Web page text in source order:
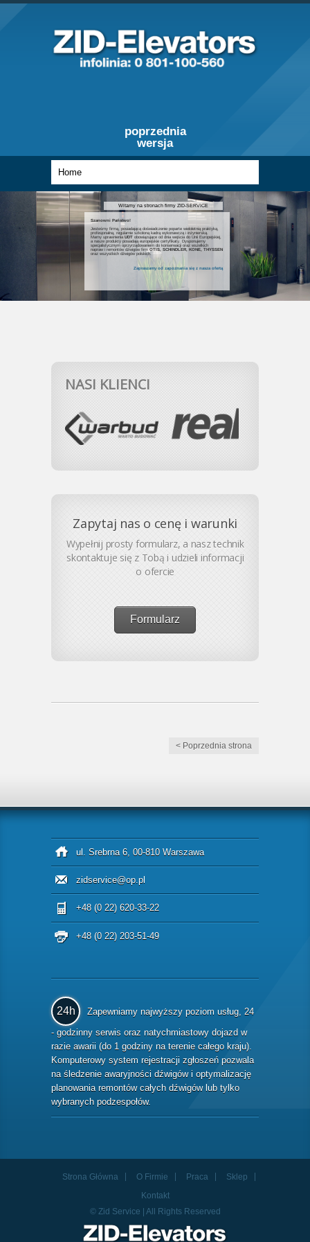
poprzednia
wersja
Witamy na stronach firmy ZID-SERVICE
Szanowni Państwo!
Jesteśmy firmą, posiadającą doświadczenie poparte wieloletnią praktyką,
profesjonalną, regularnie szkoloną kadrą wykonawczą i inżynierską.
Mamy uprawnieniaUDT obowiązujące od dnia wejścia do Unii Europejskiej,
a nasze produkty posiadają europejskie certyfikaty. Dysponujemy
specjalistycznym oprzyrządowaniem do konserwacji oraz wszelkich
napraw i remontów dźwigów firmOTIS, SCHINDLER, KONE, THYSSEN
oraz wszystkich dźwigów polskich.
Zapraszamy od zapoznania się z nasza ofertą
NASI KLIENCI
Zapytaj nas o cenę i warunki
Wypełnij prosty formularz, a nasz technik
skontaktuje się z Tobą i udzieli informacji
o ofercie
Formularz
< Poprzednia strona
ul. Srebrna 6, 00-810 Warszawa
zidservice@op.pl
+48 (0 22) 620-33-22
+48 (0 22) 203-51-49
24h
Zapewniamy najwyższy poziom usług, 24
- godzinny serwis oraz natychmiastowy dojazd w
razie awarii (do 1 godziny na terenie całego kraju).
Komputerowy system rejestracji zgłoszeń pozwala
na śledzenie awaryjności dźwigów i optymalizację
planowania remontów całych dźwigów lub tylko
wybranych podzespołów.
Strona Główna O Firmie Praca
Sklep
Kontakt
© Zid Service | All Rights Reserved